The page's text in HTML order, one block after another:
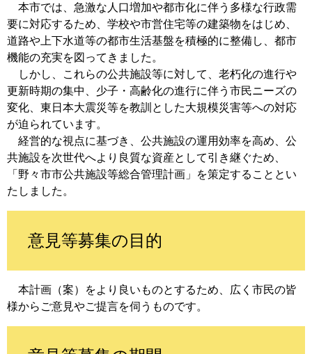
本市では、急激な人口増加や都市化に伴う多様な行政需
要に対応するため、学校や市営住宅等の建築物をはじめ、
道路や上下水道等の都市生活基盤を積極的に整備し、都市
機能の充実を図ってきました。
しかし、これらの公共施設等に対して、老朽化の進行や
更新時期の集中、少子・高齢化の進行に伴う市民ニーズの
変化、東日本大震災等を教訓とした大規模災害等への対応
が迫られています。
経営的な視点に基づき、公共施設の運用効率を高め、公
共施設を次世代へより良質な資産として引き継ぐため、
「野々市市公共施設等総合管理計画」を策定することとい
たしました。
意見等募集の目的
本計画（案）をより良いものとするため、広く市民の皆
様からご意見やご提言を伺うものです。